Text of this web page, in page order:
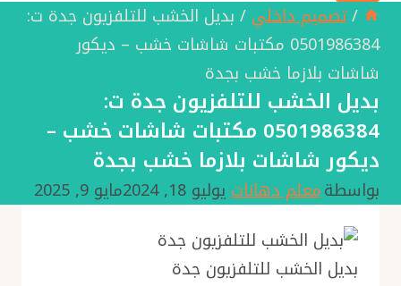
/تصميم داخلي / بديل الخشب للتلفزيون جدة ت:
0501986384 مكتبات شاشات خشب – ديكور
شاشات بلازما خشب بجدة
بديل الخشب للتلفزيون جدة ت:
0501986384 مكتبات شاشات خشب –
ديكور شاشات بلازما خشب بجدة
بواسطةمعلم دهاناتيوليو 18, 2024 مايو 9, 2025
بديل الخشب للتلفزيون جدة